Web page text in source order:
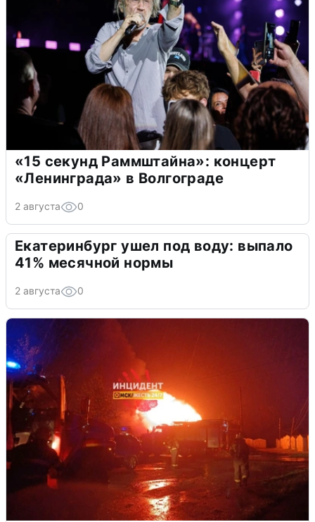
«15 секунд Раммштайна»: концерт
«Ленинграда» в Волгограде
2 августа 0
Екатеринбург ушел под воду: выпало
41% месячной нормы
2 августа 0